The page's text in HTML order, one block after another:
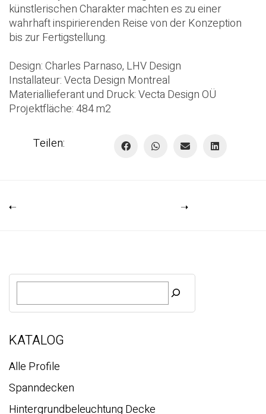
künstlerischen Charakter machten es zu einer
wahrhaft inspirierenden Reise von der Konzeption
bis zur Fertigstellung.
Design:Charles Parnaso, LHV Design
Installateur:Vecta Design Montreal
Materiallieferant und Druck:Vecta Design OÜ
Projektfläche: 484 m2
Teilen:
S
c
e
KATALOG
Alle Profile
Spanndecken
Hintergrundbeleuchtung Decke